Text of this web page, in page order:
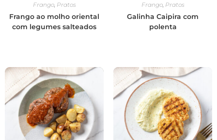
Frango, Pratos
Frango ao molho oriental
com legumes salteados
Frango, Pratos
Galinha Caipira com
polenta